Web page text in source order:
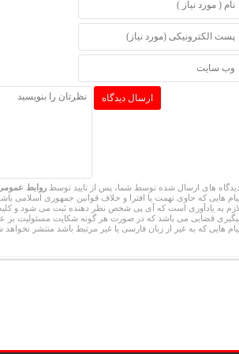
دیدگاه های ارسال شده توسط شما، پس از تایید توسط روابط عمومی
پیام هایی که حاوی تهمت یا افترا و خلاف قوانین جمهوری اسلامی
لازم به یادآوری است که آی پی شخص نظر دهنده ثبت می شود و
پیگیری قضایی می باشد که در صورت هر گونه شکایت مسئولیت بر
پیام هایی که به غیر از زبان فارسی یا غیر مرتبط باشد منتشر نخواهد